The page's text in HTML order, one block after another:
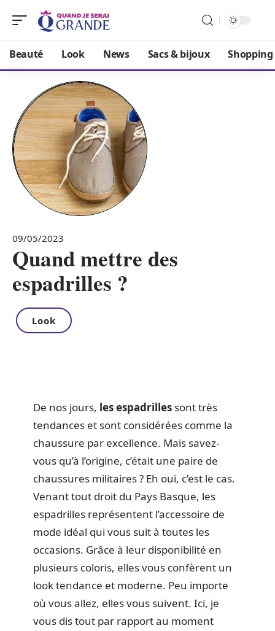
Beauté Look News Sacs & bijoux Shopping
09/05/2023
Quand mettre des
espadrilles ?
Look
De nos jours, les espadrilles sont très
tendances et sont considérées comme la
chaussure par excellence. Mais savez-
vous qu’à l’origine, c’était une paire de
chaussures militaires ? Eh oui, c’est le cas.
Venant tout droit du Pays Basque, les
espadrilles représentent l’accessoire de
mode idéal qui vous suit à toutes les
occasions. Grâce à leur disponibilité en
plusieurs coloris, elles vous confèrent un
look tendance et moderne. Peu importe
où vous allez, elles vous suivent. Ici, je
vous dis tout par rapport au moment